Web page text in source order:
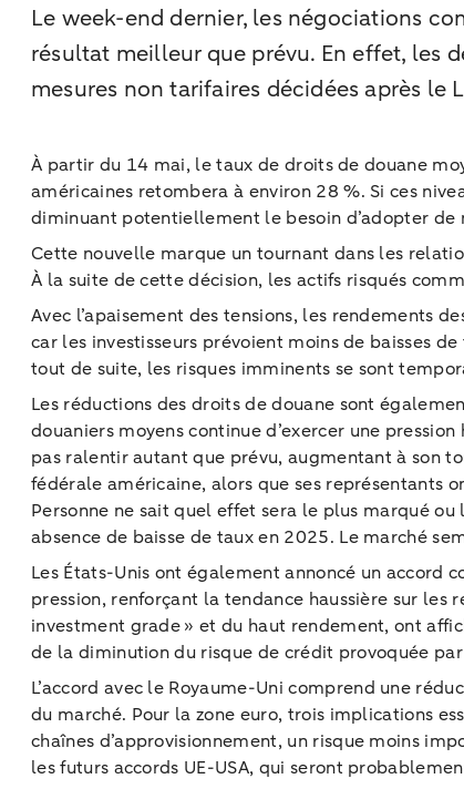
Le week-end dernier, les négociations
résultat meilleur que prévu. En effet, les
mesures non tarifaires décidées après
À partir du 14 mai, le taux de droits de douane
américaines retombera à environ 28 %. Si ces
diminuant potentiellement le besoin d’adopter
Cette nouvelle marque un tournant dans les
À la suite de cette décision, les actifs risqués
Avec l’apaisement des tensions, les rendements
car les investisseurs prévoient moins de baisses
tout de suite, les risques imminents se sont
Les réductions des droits de douane sont
douaniers moyens continue d’exercer une
pas ralentir autant que prévu, augmentant à son
fédérale américaine, alors que ses représentants
Personne ne sait quel effet sera le plus marqué
absence de baisse de taux en 2025. Le marché
Les États-Unis ont également annoncé un accord
pression, renforçant la tendance haussière sur les
investment grade » et du haut rendement, ont
de la diminution du risque de crédit provoquée
L’accord avec le Royaume-Uni comprend une
du marché. Pour la zone euro, trois implications
chaînes d’approvisionnement, un risque moins
les futurs accords UE-USA, qui seront